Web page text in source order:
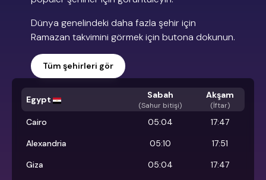
Dünya genelindeki daha fazla şehir için
Ramazan takvimini görmek için butona dokunun.
Tüm şehirleri gör
Egypt Sabah
(Sahur bitişi)
Akşam
(İftar)
Cairo 05:04
17:47
Alexandria
05:10
17:51
Giza
05:04
17:47